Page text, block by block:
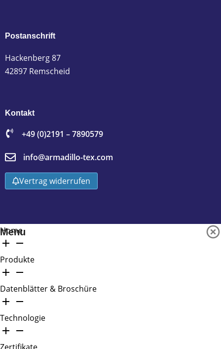
Postanschrift
Hackenberg 87
42897 Remscheid
Kontakt
+49 (0)2191 – 7890579
info@armadillo-tex.com
Vertrag widerrufen
Menu
Home
Produkte
Datenblätter & Broschüre
Technologie